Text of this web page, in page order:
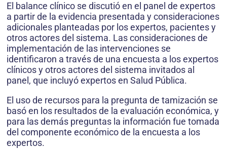
El balance clínico se discutió en el panel de expertos
a partir de la evidencia presentada y consideraciones
adicionales planteadas por los expertos, pacientes y
otros actores del sistema. Las consideraciones de
implementación de las intervenciones se
identificaron a través de una encuesta a los expertos
clínicos y otros actores del sistema invitados al
panel, que incluyó expertos en Salud Pública.
El uso de recursos para la pregunta de tamización se
basó en los resultados de la evaluación económica, y
para las demás preguntas la información fue tomada
del componente económico de la encuesta a los
expertos.